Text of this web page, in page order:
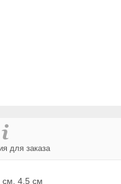
для заказа
см, 4,5 см